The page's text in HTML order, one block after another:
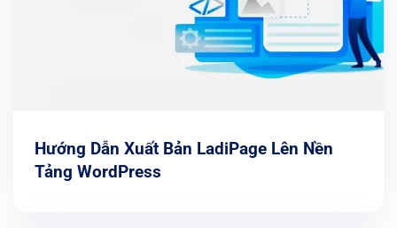
Hướng Dẫn Xuất Bản LadiPage Lên Nền
Tảng WordPress